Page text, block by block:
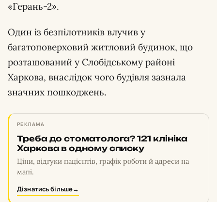
«Герань-2».
Один із безпілотників влучив у
багатоповерховий житловий будинок, що
розташований у Слобідському районі
Харкова, внаслідок чого будівля зазнала
значних пошкоджень.
РЕКЛАМА
Треба до стоматолога? 121 клініка
Харкова в одному списку
Ціни, відгуки пацієнтів, графік роботи й адреси на
мапі.
Дізнатись більше→